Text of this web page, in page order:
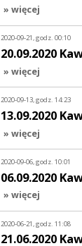
» więcej
2020-09-21, godz. 00:10
20.09.2020
» więcej
2020-09-13, godz. 14:23
13.09.2020
» więcej
2020-09-06, godz. 10:01
06.09.2020
» więcej
2020-06-21, godz. 11:08
21.06.2020